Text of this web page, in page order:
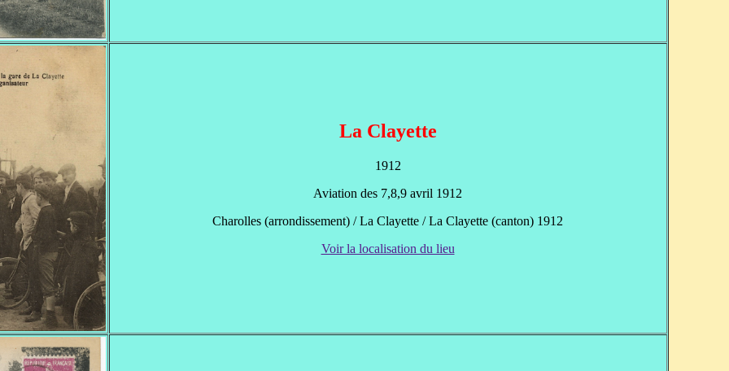
La Clayette
1912
Aviation des 7,8,9 avril 1912
Charolles (arrondissement) / La Clayette / La Clayette (canton) 1912
Voir la localisation du lieu